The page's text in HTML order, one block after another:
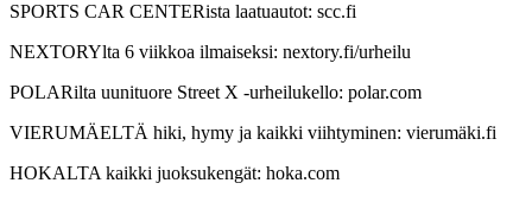
SPORTS CAR CENTERista laatuautot: scc.fi
NEXTORYlta 6 viikkoa ilmaiseksi: nextory.fi/urheilu
POLARilta uunituore Street X -urheilukello: polar.com
VIERUMÄELTÄ hiki, hymy ja kaikki viihtyminen: vierumäki.fi
HOKALTA kaikki juoksukengät: hoka.com